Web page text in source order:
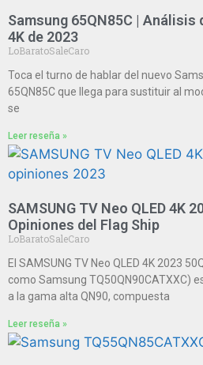
Samsung 65QN85C | Análisis
4K de 2023
LoBaratoSaleCaro
Toca el turno de hablar del nuevo
65QN85C que llega para sustituir al
se
Leer reseña »
SAMSUNG TV Neo QLED 4K
Opiniones del Flag Ship
LoBaratoSaleCaro
El SAMSUNG TV Neo QLED 4K 2023
como Samsung TQ50QN90CATXXC)
a la gama alta QN90, compuesta
Leer reseña »